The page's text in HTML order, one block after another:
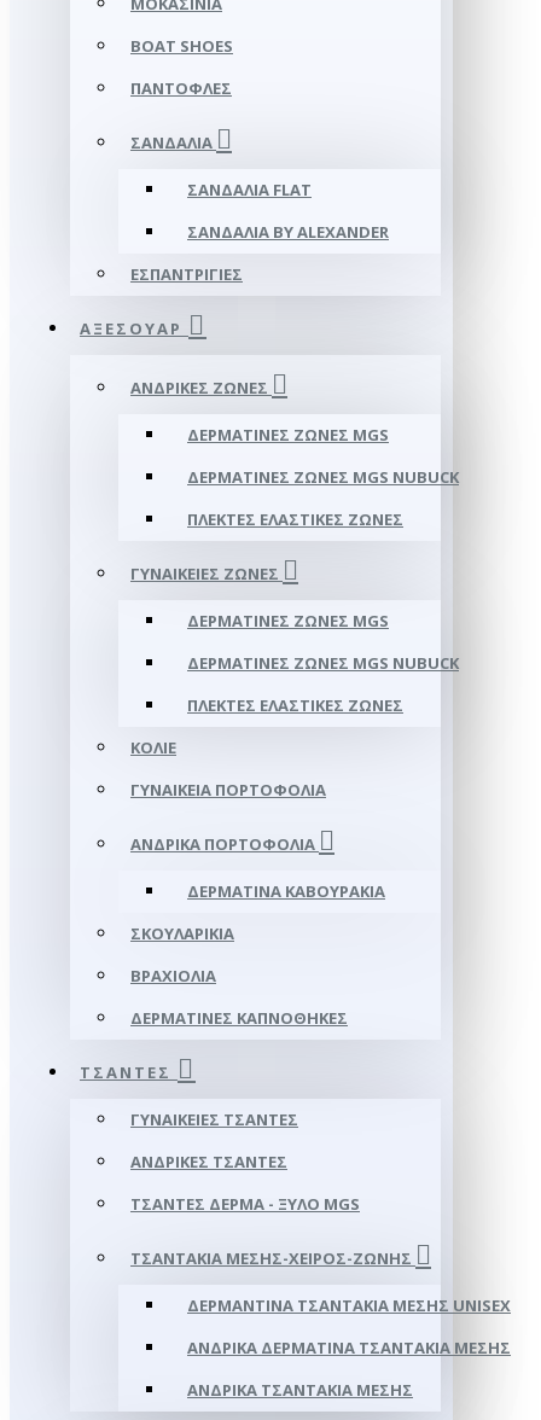
BOAT SHOES
ΠΑΝΤΌΦΛΕΣ
ΣΑΝΔΆΛΙΑ
ΣΑΝΔΆΛΙΑ FLAT
ΣΑΝΔΆΛΙΑ BY ALEXANDER
ΕΣΠΑΝΤΡΊΓΙΕΣ
ΑΞΕΣΟΥΑΡ
ΑΝΔΡΙΚΈΣ ΖΏΝΕΣ
ΔΕΡΜΆΤΙΝΕΣ ΖΏΝΕΣ MGS
ΔΕΡΜΆΤΙΝΕΣ ΖΏΝΕΣ MGS NUBUCK
ΠΛΕΚΤΈΣ ΕΛΑΣΤΙΚΈΣ ΖΏΝΕΣ
ΓΥΝΑΙΚΕΊΕΣ ΖΏΝΕΣ
ΔΕΡΜΆΤΙΝΕΣ ΖΏΝΕΣ MGS
ΔΕΡΜΆΤΙΝΕΣ ΖΏΝΕΣ MGS NUBUCK
ΠΛΕΚΤΈΣ ΕΛΑΣΤΙΚΈΣ ΖΏΝΕΣ
ΚΟΛΙΈ
ΓΥΝΑΙΚΕΊΑ ΠΟΡΤΟΦΌΛΙΑ
ΑΝΔΡΙΚΆ ΠΟΡΤΟΦΌΛΙΑ
ΔΕΡΜΆΤΙΝΑ ΚΑΒΟΥΡΆΚΙΑ
ΣΚΟΥΛΑΡΊΚΙΑ
ΒΡΑΧΙΌΛΙΑ
ΔΕΡΜΆΤΙΝΕΣ ΚΑΠΝΟΘΉΚΕΣ
ΤΣΆΝΤΕΣ
ΓΥΝΑΙΚΕΊΕΣ ΤΣΆΝΤΕΣ
ΑΝΔΡΙΚΈΣ ΤΣΆΝΤΕΣ
ΤΣΆΝΤΕΣ ΔΈΡΜΑ - ΞΎΛΟ MGS
ΤΣΑΝΤΆΚΙΑ ΜΈΣΗΣ-ΧΕΙΡΌΣ-ΖΏΝΗΣ
ΔΕΡΜΆΝΤΙΝΑ ΤΣΑΝΤΆΚΙΑ ΜΈΣΗΣ UNISEX
ΑΝΔΡΙΚΆ ΔΕΡΜΆΤΙΝΑ ΤΣΑΝΤΆΚΙΑ ΜΈΣΗΣ
ΑΝΔΡΙΚΆ ΤΣΑΝΤΆΚΙΑ ΜΈΣΗΣ